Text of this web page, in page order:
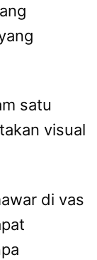
satu
visual
di vas